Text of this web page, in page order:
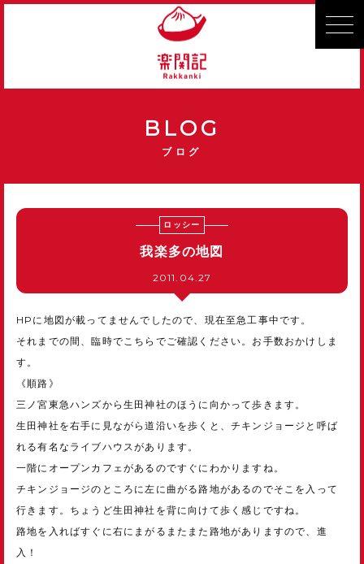
BLOG
ブログ
ロッシー
我楽多の地図
2011.04.27
HPに地図が載ってませんでしたので、現在至急工事中です。
それまでの間、臨時でこちらでご確認ください。お手数おかけしま
す。
《順路》
三ノ宮東急ハンズから生田神社のほうに向かって歩きます。
生田神社を右手に見ながら道沿いを歩くと、チキンジョージと呼ば
れる有名なライブハウスがあります。
一階にオープンカフェがあるのですぐにわかりますね。
チキンジョージのところに左に曲がる路地があるのでそこを入って
行きます。ちょうど生田神社を背に向けて歩く感じですね。
路地を入ればすぐに右にまがるまたまた路地がありますので、進
入！